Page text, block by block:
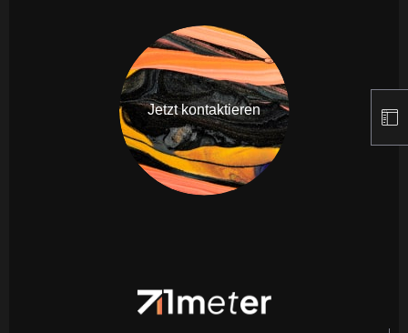
Jetzt kontaktieren